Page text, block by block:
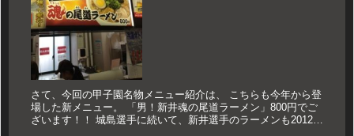
さて、今回の甲子園名物メニュー紹介は、 こちらも今年から登
場した新メニュー。 「男！新井魂の尾道ラーメン」800円でご
ざいます！！ 城島選手に続いて、新井選手のラーメンも2012年